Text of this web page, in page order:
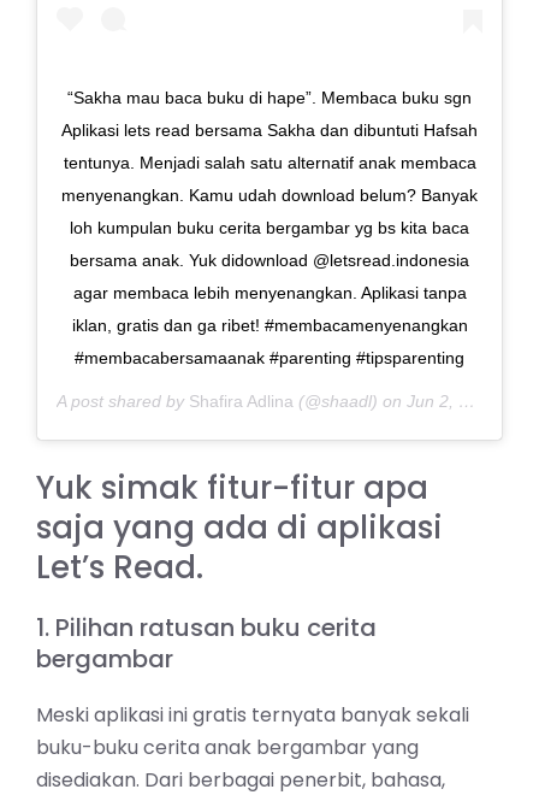
“Sakha mau baca buku di hape”. Membaca buku sgn
Aplikasi lets read bersama Sakha dan dibuntuti Hafsah
tentunya. Menjadi salah satu alternatif anak membaca
menyenangkan. Kamu udah download belum? Banyak
loh kumpulan buku cerita bergambar yg bs kita baca
bersama anak. Yuk didownload @letsread.indonesia
agar membaca lebih menyenangkan. Aplikasi tanpa
iklan, gratis dan ga ribet! #membacamenyenangkan
#membacabersamaanak #parenting #tipsparenting
A post shared by Shafira Adlina (@shaadl) on Jun 2, 2020 at 8:02pm PDT
Yuk simak fitur-fitur apa
saja yang ada di aplikasi
Let’s Read.
1. Pilihan ratusan buku cerita
bergambar
Meski aplikasi ini gratis ternyata banyak sekali
buku-buku cerita anak bergambar yang
disediakan. Dari berbagai penerbit, bahasa,